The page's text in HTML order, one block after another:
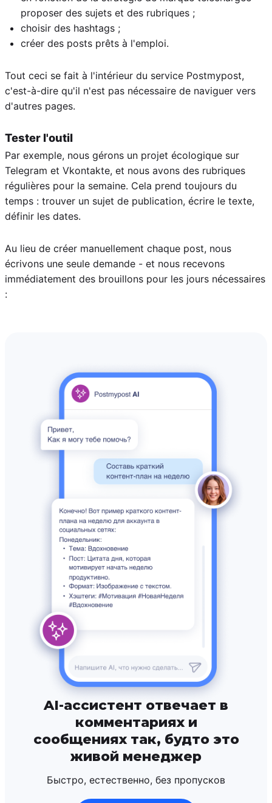
proposer des sujets et des rubriques ;
choisir des hashtags ;
créer des posts prêts à l'emploi.
Tout ceci se fait à l'intérieur du service Postmypost,
c'est-à-dire qu'il n'est pas nécessaire de naviguer vers
d'autres pages.
Tester l'outil
Par exemple, nous gérons un projet écologique sur
Telegram et Vkontakte, et nous avons des rubriques
régulières pour la semaine. Cela prend toujours du
temps : trouver un sujet de publication, écrire le texte,
définir les dates.
Au lieu de créer manuellement chaque post, nous
écrivons une seule demande - et nous recevons
immédiatement des brouillons pour les jours nécessaires
:
AI-ассистент отвечает в
комментариях и
сообщениях так, будто это
живой менеджер
Быстро, естественно, без пропусков